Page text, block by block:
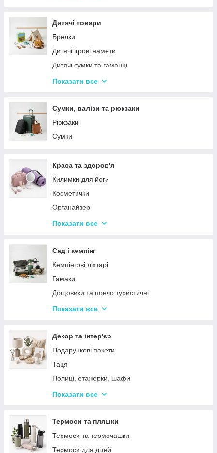
Столовий посуд
Хвойні гірлянди
Дитячі товари
Брелки
Дитячі ігрові намети
Дитячі сумки та гаманці
Дитячі фотокамери
Показати все
Сумки, валізи та рюкзаки
Рюкзаки
Сумки
Краса та здоров'я
Килимки для йоги
Косметички
Органайзер
Косметичні дзеркала
Стайлери
Плойки
Машинки для стриження
Воскоплави
Лампи для манікюр
Електробритви
Фени
Гофре та випрямлячі для волосся
Ручні масажери для тіла
Показати все
Сад і кемпінг
Кемпінгові ліхтарі
Гамаки
Дощовики та пончо туристичні
Садове освітлення
Термосумки
Туристичні інструменти та набори
Туристичні нагрівачі
Туристичні плити
Аксесуари
Мангали
Набори для пікніка
Туристичні килимки
Показати все
Декор та інтер'єр
Подарункові пакети
Таця
Полиці, етажерки, шафи
Серветки сервірувальні
Сміттєві відра
Новогодний декор
Декоративні таці
Показати все
Термоси та пляшки
Термоси та термочашки
Термоси для дітей